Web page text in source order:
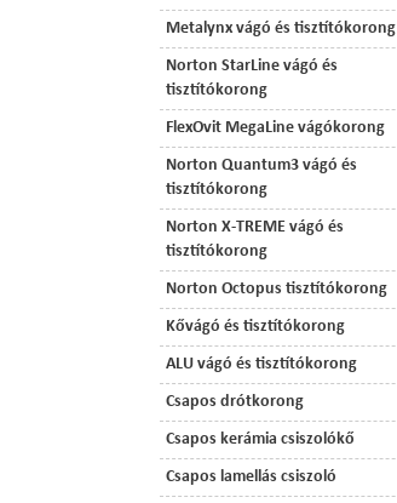
Metalynx vágó és tisztítókorong
Norton StarLine vágó és
tisztítókorong
FlexOvit MegaLine vágókorong
Norton Quantum3 vágó és
tisztítókorong
Norton X-TREME vágó és
tisztítókorong
Norton Octopus tisztítókorong
Kővágó és tisztítókorong
ALU vágó és tisztítókorong
Csapos drótkorong
Csapos kerámia csiszolókő
Csapos lamellás csiszoló